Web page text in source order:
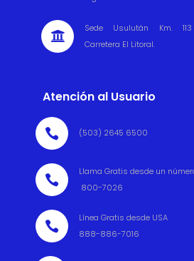

Sede Usulután Km. 113
Carretera El Litoral.
Atención al Usuario
 (503) 2645 6500

Llama Gratis desde un
800-7026

Línea Gratis desde USA
888-886-7016